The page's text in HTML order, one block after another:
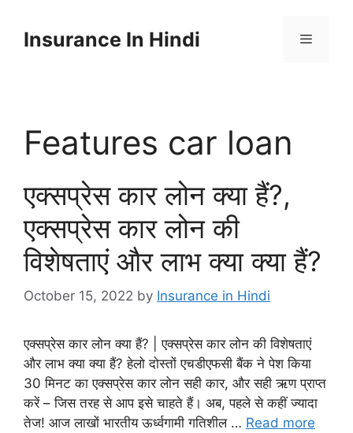
contentInsurance In Hindi
Features car loan
एक्सप्रेस कार लोन क्या हैं?,
एक्सप्रेस कार लोन की
विशेषताएं और लाभ क्या क्या हैं?
October 15, 2022 by Insurance in Hindi
एक्सप्रेस कार लोन क्या हैं? | एक्सप्रेस कार लोन की विशेषताएं
और लाभ क्या क्या हैं? हेलो दोस्तों एचडीएफसी बैंक ने पेश किया
30 मिनट का एक्सप्रेस कार लोन सही कार, और सही ऋण प्राप्त
करें – जिस तरह से आप इसे चाहते हैं। अब, पहले से कहीं ज्यादा
तेज! आज लाखों भारतीय ऊर्ध्वगामी गतिशील … Read more